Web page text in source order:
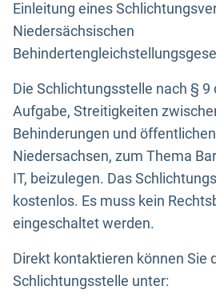
Einleitung eines
Niedersächsischen
Die Schlichtungsstelle nach § 9
Aufgabe, Streitigkeiten
Behinderungen und
Niedersachsen, zum Thema
IT, beizulegen. Das
kostenlos. Es muss kein
eingeschaltet werden.
Direkt kontaktieren können Sie
Schlichtungsstelle unter: